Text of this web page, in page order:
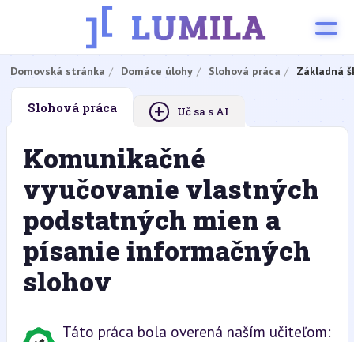
Domovská stránka Domáce úlohy Slohová práca Základná
Slohová práca + Uč sa s AI
Komunikačné
vyučovanie vlastných
podstatných mien a
písanie informačných
slohov
Táto práca bola overená naším učiteľom: